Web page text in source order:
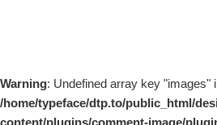
Warning: Undefined array key "images"
/home/typeface/dtp.to/public_html/
content/plugins/comment-image/